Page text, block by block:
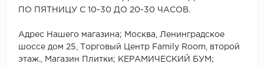
ПО ПЯТНИЦУ С 10-30 ДО 20-30 ЧАСОВ.
Адрес Нашего магазина; Москва, Ленинградское
шоссе дом 25, Торговый Центр Family Room, второй
этаж., Магазин Плитки; КЕРАМИЧЕСКИЙ БУМ;